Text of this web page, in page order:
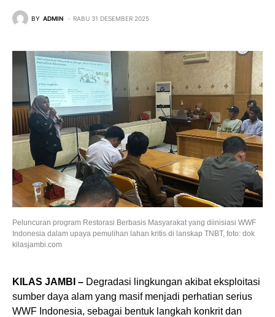
BY ADMIN RABU 31 DESEMBER 2025
Peluncuran program Restorasi Berbasis Masyarakat yang diinisiasi WWF
Indonesia dalam upaya pemulihan lahan kritis di lanskap TNBT, foto: dok
kilasjambi.com
KILAS JAMBI – Degradasi lingkungan akibat eksploitasi
sumber daya alam yang masif menjadi perhatian serius
WWF Indonesia, sebagai bentuk langkah konkrit dan